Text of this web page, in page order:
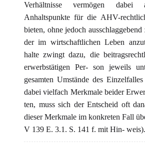
Verhältnisse vermögen dabei
Anhaltspunkte für die AHV-
bieten, ohne jedoch
der im wirtschaftlichen Leben
halte zwingt dazu, die
erwerbstätigen Per- son jeweils
gesamten Umstände des
dabei vielfach Merkmale beider
ten, muss sich der Entscheid oft
dieser Merkmale im konkreten Fall
V 139 E. 3.1. S. 141 f. mit Hin- weis).